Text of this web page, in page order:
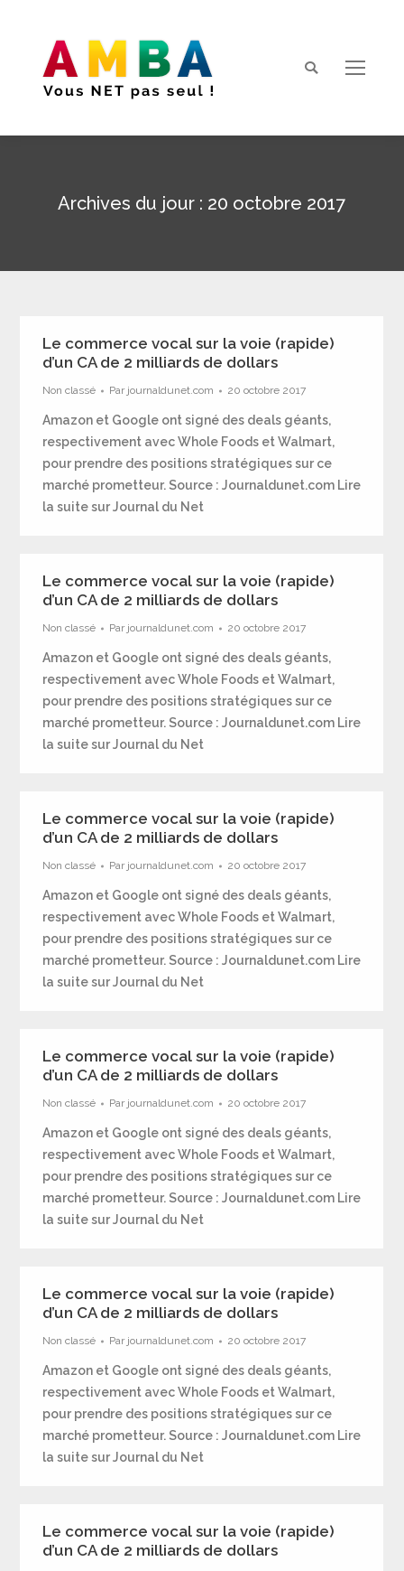
Search:
Archives du jour : 20 octobre 2017
Le commerce vocal sur la voie (rapide)
d’un CA de 2 milliards de dollars
Non classé Par journaldunet.com 20 octobre 2017
Amazon et Google ont signé des deals géants,
respectivement avec Whole Foods et Walmart,
pour prendre des positions stratégiques sur ce
marché prometteur. Source : Journaldunet.com Lire
la suite sur Journal du Net
Le commerce vocal sur la voie (rapide)
d’un CA de 2 milliards de dollars
Non classé Par journaldunet.com 20 octobre 2017
Amazon et Google ont signé des deals géants,
respectivement avec Whole Foods et Walmart,
pour prendre des positions stratégiques sur ce
marché prometteur. Source : Journaldunet.com Lire
la suite sur Journal du Net
Le commerce vocal sur la voie (rapide)
d’un CA de 2 milliards de dollars
Non classé Par journaldunet.com 20 octobre 2017
Amazon et Google ont signé des deals géants,
respectivement avec Whole Foods et Walmart,
pour prendre des positions stratégiques sur ce
marché prometteur. Source : Journaldunet.com Lire
la suite sur Journal du Net
Le commerce vocal sur la voie (rapide)
d’un CA de 2 milliards de dollars
Non classé Par journaldunet.com 20 octobre 2017
Amazon et Google ont signé des deals géants,
respectivement avec Whole Foods et Walmart,
pour prendre des positions stratégiques sur ce
marché prometteur. Source : Journaldunet.com Lire
la suite sur Journal du Net
Le commerce vocal sur la voie (rapide)
d’un CA de 2 milliards de dollars
Non classé Par journaldunet.com 20 octobre 2017
Amazon et Google ont signé des deals géants,
respectivement avec Whole Foods et Walmart,
pour prendre des positions stratégiques sur ce
marché prometteur. Source : Journaldunet.com Lire
la suite sur Journal du Net
Le commerce vocal sur la voie (rapide)
d’un CA de 2 milliards de dollars